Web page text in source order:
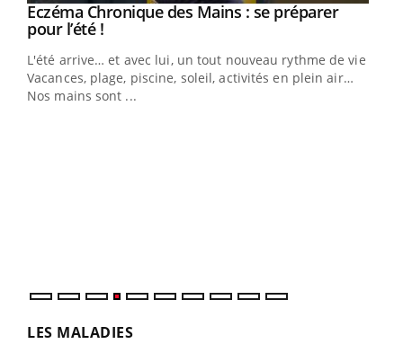
Youtube
Eczéma Chronique des Mains : se préparer
pour l’été !Youtube
L'été arrive… et avec lui, un tout nouveau rythme de vie !
Vacances, plage, piscine, soleil, activités en plein air…
Nos mains sont ...
LES MALADIES